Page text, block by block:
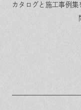
カタログと施工事例集